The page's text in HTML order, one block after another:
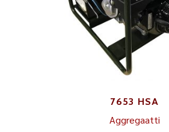
7653 HSA
Aggregaatti